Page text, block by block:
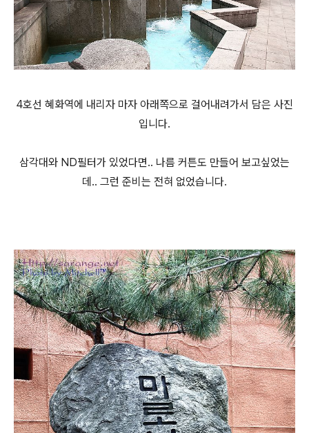
4호선 혜화역에 내리자 마자 아래쪽으로 걸어내려가서 담은 사진
입니다.
삼각대와 ND필터가 있었다면.. 나름 커튼도 만들어 보고싶었는
데.. 그런 준비는 전혀 없었습니다.